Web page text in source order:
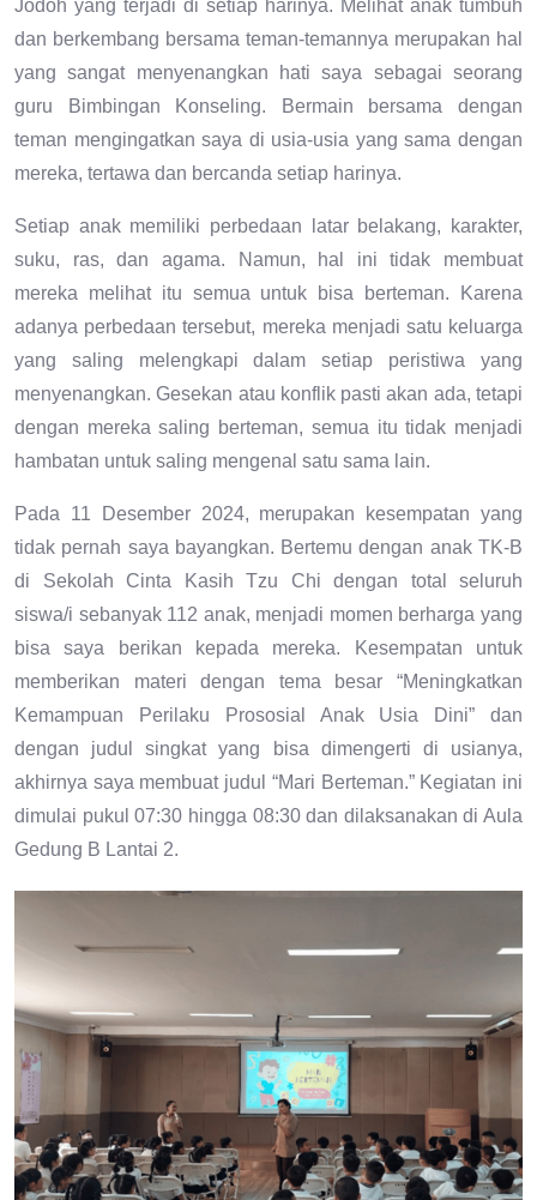
Jodoh yang terjadi di setiap harinya. Melihat anak tumbuh
dan berkembang bersama teman-temannya merupakan hal
yang sangat menyenangkan hati saya sebagai seorang
guru Bimbingan Konseling. Bermain bersama dengan
teman mengingatkan saya di usia-usia yang sama dengan
mereka, tertawa dan bercanda setiap harinya.
Setiap anak memiliki perbedaan latar belakang, karakter,
suku, ras, dan agama. Namun, hal ini tidak membuat
mereka melihat itu semua untuk bisa berteman. Karena
adanya perbedaan tersebut, mereka menjadi satu keluarga
yang saling melengkapi dalam setiap peristiwa yang
menyenangkan. Gesekan atau konflik pasti akan ada, tetapi
dengan mereka saling berteman, semua itu tidak menjadi
hambatan untuk saling mengenal satu sama lain.
Pada 11 Desember 2024, merupakan kesempatan yang
tidak pernah saya bayangkan. Bertemu dengan anak TK-B
di Sekolah Cinta Kasih Tzu Chi dengan total seluruh
siswa/i sebanyak 112 anak, menjadi momen berharga yang
bisa saya berikan kepada mereka. Kesempatan untuk
memberikan materi dengan tema besar “Meningkatkan
Kemampuan Perilaku Prososial Anak Usia Dini” dan
dengan judul singkat yang bisa dimengerti di usianya,
akhirnya saya membuat judul “Mari Berteman.” Kegiatan ini
dimulai pukul 07:30 hingga 08:30 dan dilaksanakan di Aula
Gedung B Lantai 2.